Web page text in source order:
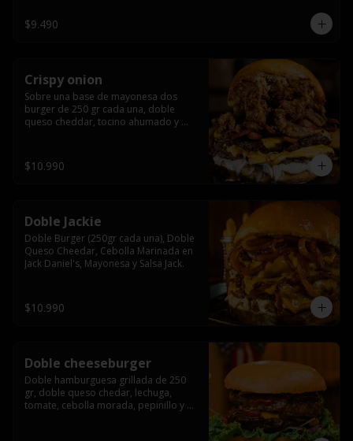
$9.490
Crispy onion
Sobre una base de mayonesa dos
burger de 250 gr cada una, doble
queso cheddar, tocino ahumado y
$10.990
Doble Jackie
Doble Burger (250gr cada una), Doble
Queso Cheedar, Cebolla Marinada en
Jack Daniel's, Mayonesa y Salsa Jack.
$10.990
Doble cheeseburger
Doble hamburguesa grillada de 250
gr, doble queso chedar, lechuga,
tomate, cebolla morada, pepinillo y